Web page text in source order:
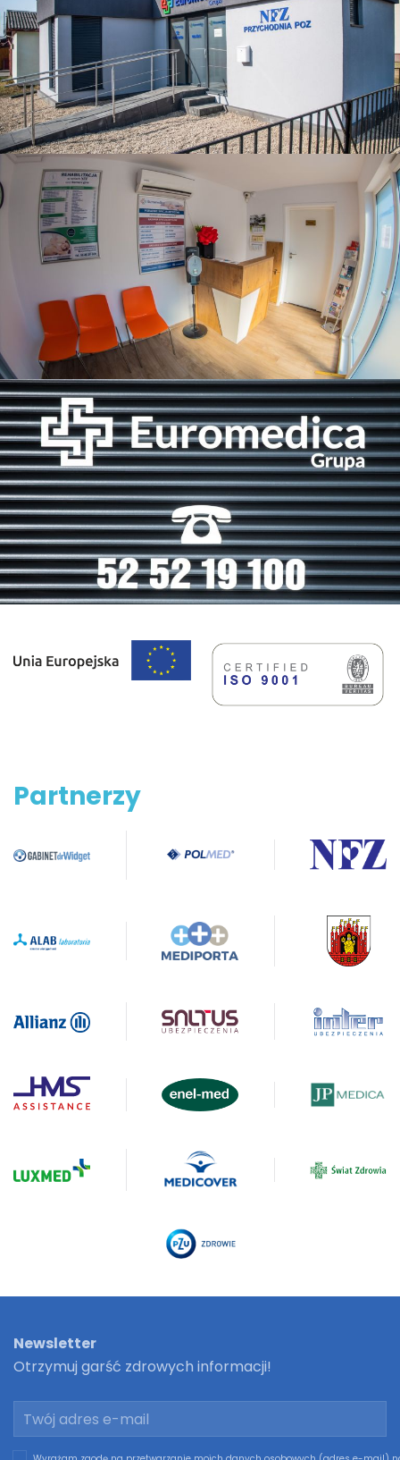
Partnerzy
Newsletter
Otrzymuj garść zdrowych informacji!